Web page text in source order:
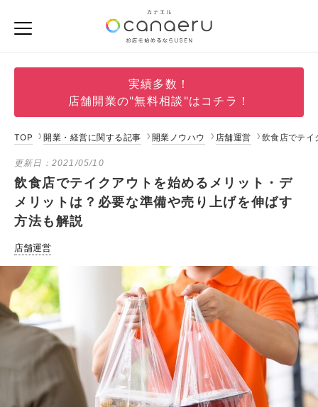
実績多数！
店舗開業の"無料相談"はコチラ！
TOP 開業・経営に関する記事 開業ノウハウ 店舗運営 飲食店でテイ
更新日： 2021/05/10
飲食店でテイクアウトを始めるメリット・デ
メリットは？必要な準備や売り上げを伸ばす
方法も解説
店舗運営